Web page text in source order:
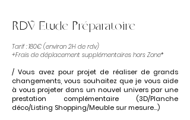
RDV Etude Préparatoire
Tarif : 180€ (environ 2H de rdv)
+Frais de déplacement supplémentaires hors Zone*
/ Vous avez pour projet de réaliser de grands
changements, vous souhaitez que je vous aide
à vous projeter dans un nouvel univers par une
prestation complémentaire (3D/Planche
déco/Listing Shopping/Meuble sur mesure...)